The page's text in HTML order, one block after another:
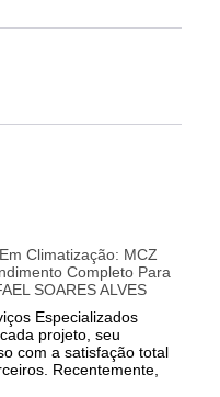
Climatização: MCZ
Completo Para
SOARES ALVES
Especializados
projeto, seu
com a satisfação total
Recentemente,